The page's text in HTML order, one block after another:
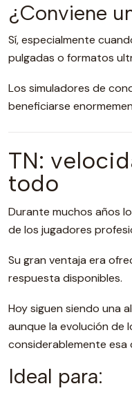
¿Conviene
Sí, especialmente
pulgadas o formatos
Los simuladores de
beneficiarse
TN:
todo
Durante muchos años
de los jugadores
Su gran ventaja era
respuesta disponibles.
Hoy siguen siendo una
aunque la evolución de
considerablemente esa
Ideal para: